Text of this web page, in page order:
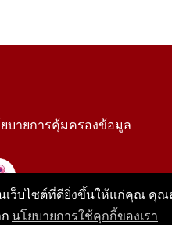
บายการคุ้มครองข้อมูล
เว็บไซต์ที่ดียิ่งขึ้นให้แก่คุณ คุ
นโยบายการใช้คุกกี้ของเรา